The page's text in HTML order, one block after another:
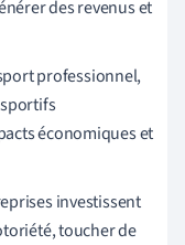
des revenus et
professionnel,
économiques et
investissent
toucher de